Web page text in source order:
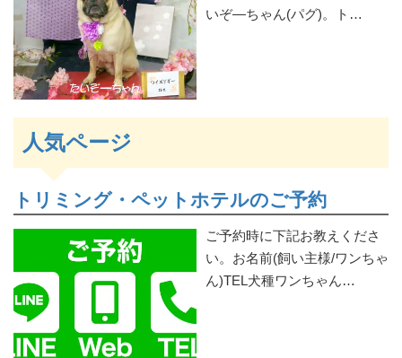
いぞ―ちゃん(パグ)。ト…
人気ページ
トリミング・ペットホテルのご予約
ご予約時に下記お教えくださ
い。お名前(飼い主様/ワンちゃ
ん)TEL犬種ワンちゃん…